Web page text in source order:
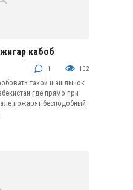
кабоб
1 102
такой шашлычок
где прямо при
пожарят бесподобный